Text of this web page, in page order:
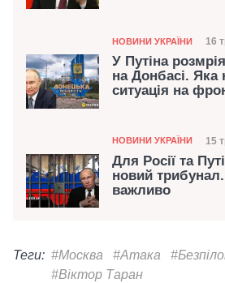
Категорія
НОВИНИ УКРАЇНИ 16
У Путіна
на Донбасі. Яка
ситуація на
Категорія
НОВИНИ УКРАЇНИ 15
Для Росії та
новий
важливо
Теги: #Москва #Атака
#Віктор Таран